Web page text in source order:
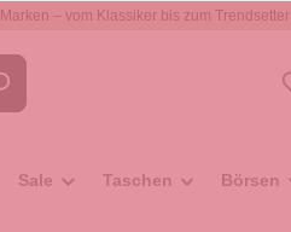
Marken – vom Klassiker bis zum Trendsetter
Sale Taschen Börsen